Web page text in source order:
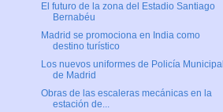
El futuro de la zona del Estadio Santiago
Bernabéu
Madrid se promociona en India como
destino turístico
Los nuevos uniformes de Policía Municipal
de Madrid
Obras de las escaleras mecánicas en la
estación de...